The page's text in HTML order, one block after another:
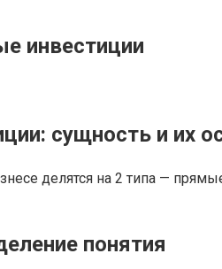
инвестиции
сущность и их
делятся на 2 типа —
понятия